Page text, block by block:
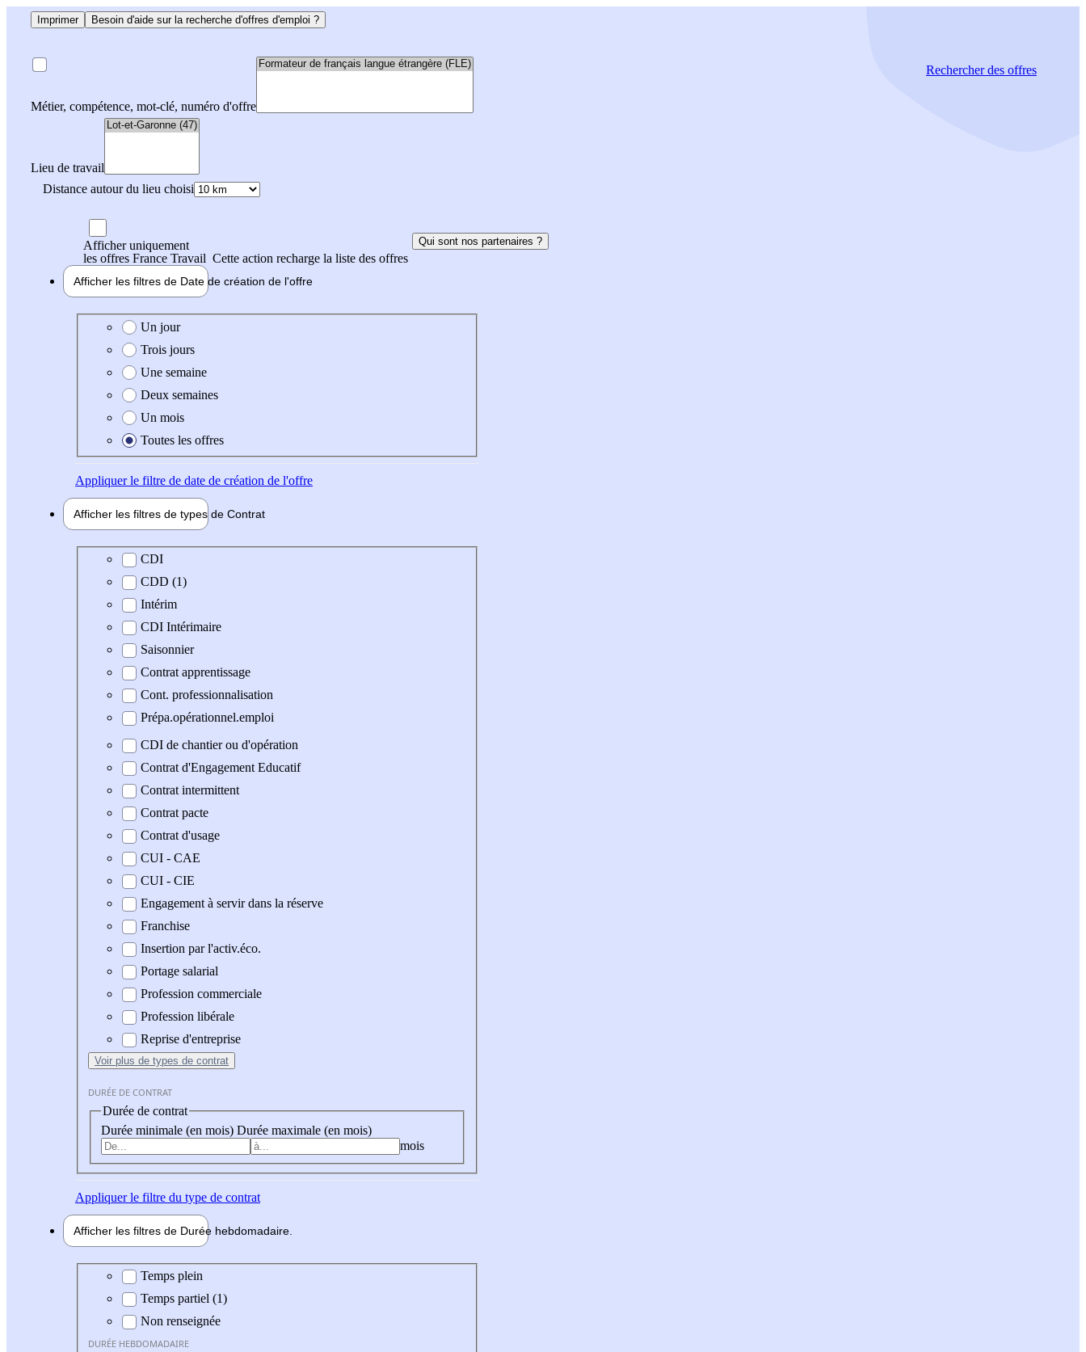
Imprimer Besoin d'aide sur la recherche d'offres d'emploi ?
Métier, compétence, mot-clé, numéro d'offre
Lieu de travail
Distance autour du lieu choisi
Rechercherdes offres
Afficher uniquement
les offres France Travail Cette action recharge la liste des offres
Qui sont nos partenaires ?
Afficher les filtres de Date de création de l'offre
Date de création de l'offre
Un jour
Trois jours
Une semaine
Deux semaines
Un mois
Toutes les offres
Appliquerle filtre de date de création de l'offre
Afficher les filtres de types de Contrat
Type de contrat
CDI
CDD (1)
Intérim
CDI Intérimaire
Saisonnier
Contrat apprentissage
Cont. professionnalisation
Prépa.opérationnel.emploi
CDI de chantier ou d'opération
Contrat d'Engagement Educatif
Contrat intermittent
Contrat pacte
Contrat d'usage
CUI - CAE
CUI - CIE
Engagement à servir dans la réserve
Franchise
Insertion par l'activ.éco.
Portage salarial
Profession commerciale
Profession libérale
Reprise d'entreprise
Voir plus de types de contrat
DURÉE DE CONTRAT
Durée de contrat
Durée minimale (en mois) Durée maximale (en mois)
mois
Appliquerle filtre du type de contrat
Afficher les filtres de Durée hebdomadaire
Durée hebdomadaire
Temps plein
Temps partiel (1)
Non renseignée
DURÉE HEBDOMADAIRE